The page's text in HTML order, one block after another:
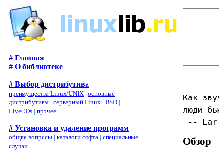
# Главная
# О библиотеке
# Выбор дистрибутива
преимущества Linux/UNIX | основные
дистрибутивы | серверный Linux | BSD |
LiveCDs | прочее
# Установка и удаление программ
общие вопросы | каталоги софта | специальные
случаи
Как
люди
--
Обзор